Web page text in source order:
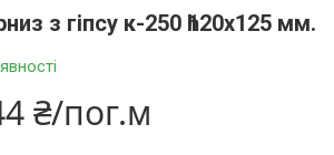
з гіпсу к-250 һ120х125 мм.
₴/пог.м